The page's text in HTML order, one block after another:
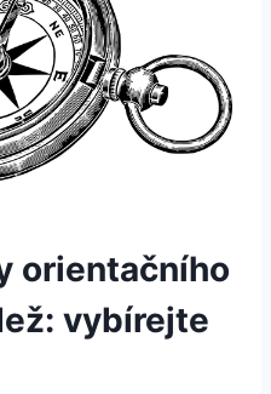
orientačního
vybírejte